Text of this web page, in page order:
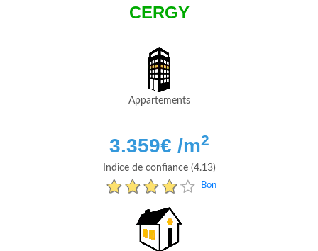
CERGY
Appartements
3.359€ /m2
Indice de confiance (4.13)
Bon